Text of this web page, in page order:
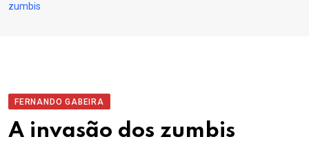
zumbis
FERNANDO GABEIRA
A invasão dos zumbis